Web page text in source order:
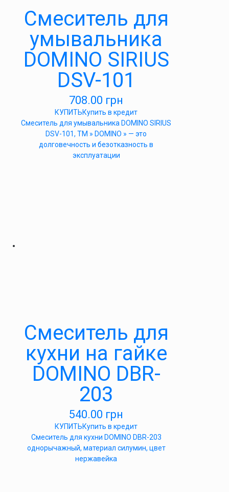
Cмеситель для
умывальника
DOMINO SIRIUS
DSV-101
708.00 грн
КУПИТЬКупить в кредит
Cмеситель для умывальника DOMINO SIRIUS
DSV-101, ТМ » DOMINO » — это
долговечность и безотказность в
эксплуатации
Cмеситель для
кухни на гайке
DOMINO DBR-
203
540.00 грн
КУПИТЬКупить в кредит
Cмеситель для кухни DOMINO DBR-203
однорычажный, материал силумин, цвет
нержавейка